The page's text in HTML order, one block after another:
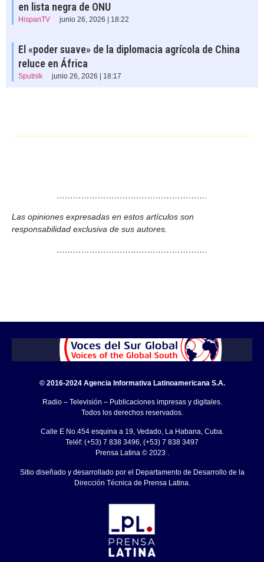
en lista negra de ONU
HispanTV junio 26, 2026 | 18:22
El «poder suave» de la diplomacia agrícola de China
reluce en África
Sputnik junio 26, 2026 | 18:17
……………………………………………….
Las opiniones expresadas en estos artículos son
responsabilidad exclusiva de sus autores.
……………………………………………….
© 2016-2024 Agencia Informativa Latinoamericana S.A.
Radio – Televisión – Publicaciones impresas y digitales.
Todos los derechos reservados.
Calle E No.454 esquina a 19, Vedado, La Habana, Cuba.
Teléf: (+53) 7 838 3496, (+53) 7 838 3497
Prensa Latina © 2023 .
Sitio diseñado y desarrollado por el Departamento de Desarrollo de la
Dirección Técnica de Prensa Latina.